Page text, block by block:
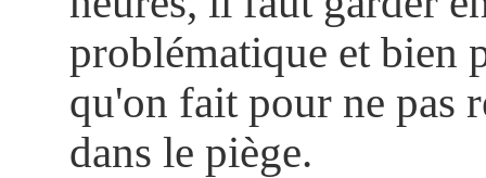
problématique et bien
qu'on fait pour ne pas
dans le piège.